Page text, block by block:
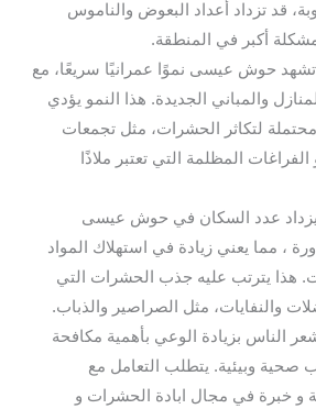
قد تزداد أعداد البعوض والناموس
أكبر في المنطقة.
تشهد حوش عيسى نموًا عمرانيًا سريعًا، مع
والمباني الجديدة. هذا النمو يؤدي
لتكاثر الحشرات، مثل تجمعات
الفراغات المظلمة التي تعتبر ملاذًا
يزداد عدد السكان في حوش عيسى
، مما يعني زيادة في استهلاك المواد
هذا يترتب عليه جذب الحشرات التي
والنفايات، مثل الصراصير والذباب.
الناس بزيادة الوعي بأهمية مكافحة
صحية وبيئية. يتطلب التعامل مع
و خبرة في مجال ابادة الحشرات و